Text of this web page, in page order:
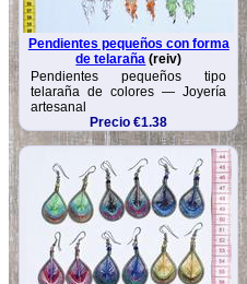
Pendientes pequeños con forma
de telaraña (reiv)
Pendientes pequeños tipo
telaraña de colores — Joyería
artesanal
Precio €1.38